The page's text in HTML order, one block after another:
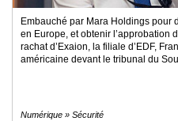
pro
Accès
éditeur
Embauché par Mara Holdings pour
en Europe, et obtenir l’approbation
rachat d’Exaion, la filiale d’EDF,
américaine devant le tribunal du
Numérique » Sécurité